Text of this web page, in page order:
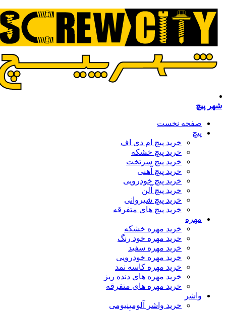
شهر پیچ
صفحه نخست
پیچ
خرید پیچ ام دی اف
خرید پیچ خشکه
خرید پیچ سرتخت
خرید پیچ آهنی
خرید پیچ خودرویی
خرید پیچ آلن
خرید پیچ شیروانی
خرید پیچ های متفرقه
مهره
خرید مهره خشکه
خرید مهره خود رنگ
خرید مهره سفید
خرید مهره خودرویی
خرید مهره کاسه نمد
خرید مهره های دنده ریز
خرید مهره های متفرقه
واشر
خرید واشر آلومینیومی